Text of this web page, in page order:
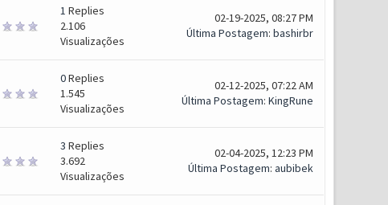
1 Replies
2.106
Visualizações
02-19-2025, 08:27 PM
Última Postagem: bashirbr
0Replies
1.545
Visualizações
02-12-2025, 07:22 AM
Última Postagem: KingRune
3 Replies
3.692
Visualizações
02-04-2025, 12:23 PM
Última Postagem: aubibek